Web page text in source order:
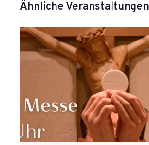
Ähnliche Veranstaltungen